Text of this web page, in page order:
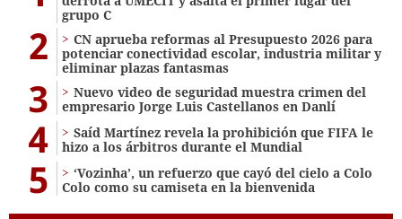
grupo C
2
CN aprueba reformas al Presupuesto 2026 para
potenciar conectividad escolar, industria militar y
eliminar plazas fantasmas
3
Nuevo video de seguridad muestra crimen del
empresario Jorge Luis Castellanos en Danlí
4
Saíd Martínez revela la prohibición que FIFA le
hizo a los árbitros durante el Mundial
5
‘Vozinha’, un refuerzo que cayó del cielo a Colo
Colo como su camiseta en la bienvenida